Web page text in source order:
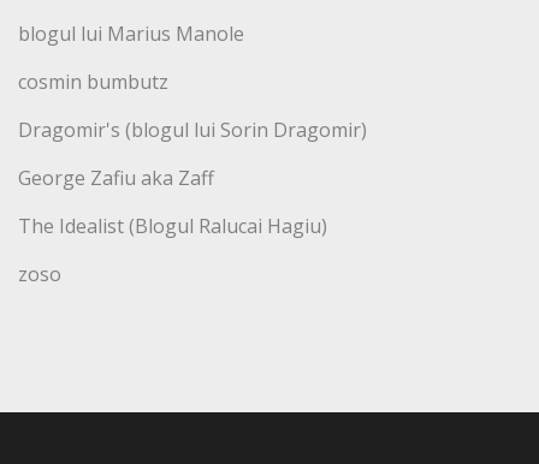
blogul lui Marius Manole
cosmin bumbutz
Dragomir's (blogul lui Sorin Dragomir)
George Zafiu aka Zaff
The Idealist (Blogul Ralucai Hagiu)
zoso